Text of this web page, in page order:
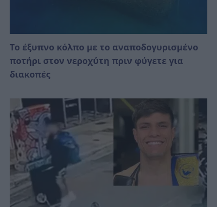
Το έξυπνο κόλπο με το αναποδογυρισμένο
ποτήρι στον νεροχύτη πριν φύγετε για
διακοπές